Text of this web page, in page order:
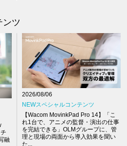
ンツ
融
2026/08/06
NEWスペシャルコンテンツ
【Wacom MovinkPad Pro 14】「こ
れ1台で、アニメの監督・演出の仕事
を完結できる」OLMグループに、管
理と現場の両面から導入効果を聞い
た...